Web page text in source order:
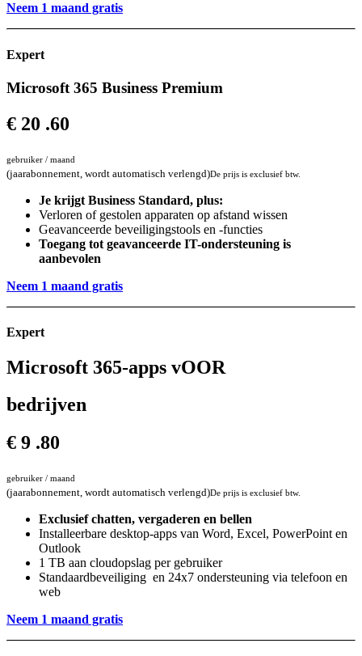
Neem 1 maand gratis
Expert
Microsoft 365 Business Premium
€ 20 .60
gebruiker / maand
(jaarabonnement, wordt automatisch verlengd)De prijs is exclusief btw.
Je krijgt Business Standard, plus:
Verloren of gestolen apparaten op afstand wissen
Geavanceerde beveiligingstools en -functies
Toegang tot geavanceerde IT-ondersteuning is
aanbevolen
Neem 1 maand gratis
Expert
Microsoft 365-apps vOOR
bedrijven
€ 9 .80
gebruiker / maand
(jaarabonnement, wordt automatisch verlengd)De prijs is exclusief btw.
Exclusief chatten, vergaderen en bellen
Installeerbare desktop-apps van Word, Excel, PowerPoint en
Outlook
1 TB aan cloudopslag per gebruiker
Standaardbeveiliging en 24x7 ondersteuning via telefoon en
web
Neem 1 maand gratis